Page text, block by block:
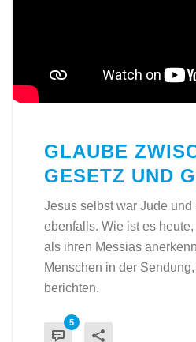
GLAUBE
GESETZ UND
Jesus selbst war Jude und
ebenfalls. Wie ist es
als ihren Messias
Menschen in der
berichten.
5